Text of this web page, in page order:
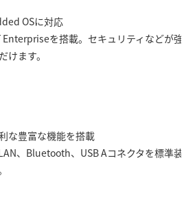
OSに対応
を搭載。セキュリティなどが強
けます。
な豊富な機能を搭載
、Bluetooth、USB Aコネクタを標準装